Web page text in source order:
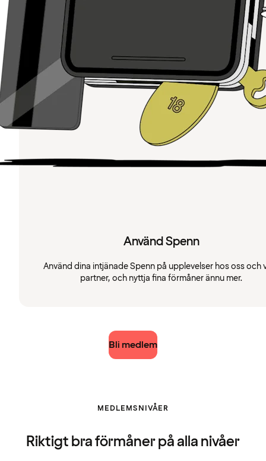
Använd Spenn
Använd dina intjänade Spenn på upplevelser hos oss och
partner, och nyttja fina förmåner ännu mer.
Bli medlem
MEDLEMSNIVÅER
Riktigt bra förmåner på alla nivåer